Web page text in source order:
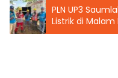
PLN UP3
Listrik di Malam